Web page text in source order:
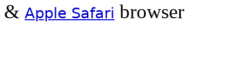
& Apple Safari browser